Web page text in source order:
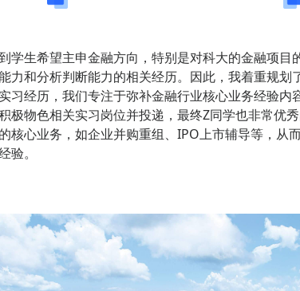
学生希望主申金融方向，特别是对科大的金融项目
力和分析判断能力的相关经历。因此，我着重规
习经历，我们专注于弥补金融行业核心业务经验
极物色相关实习岗位并投递，最终Z同学也非常优
核心业务，如企业并购重组、IPO上市辅导等，从
验。